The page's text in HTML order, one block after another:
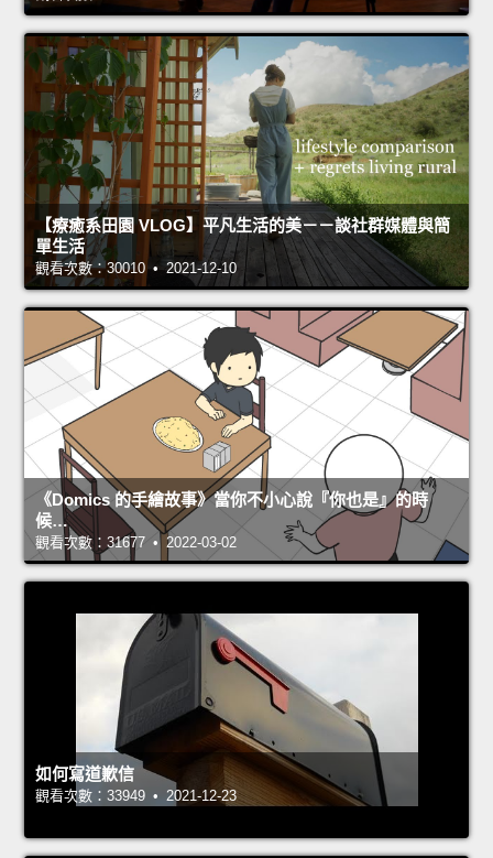
【療癒系田園 VLOG】平凡生活的美－－談社群媒體與簡
單生活
觀看次數：30010 • 2021-12-10
《Domics 的手繪故事》當你不小心說『你也是』的時
候…
觀看次數：31677 • 2022-03-02
如何寫道歉信
觀看次數：33949 • 2021-12-23